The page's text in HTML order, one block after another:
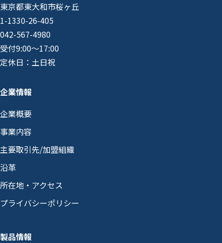
東京都東大和市桜ヶ丘
1-1330-26-405
042-567-4980
受付9:00〜17:00
定休日：土日祝
企業情報
企業概要
事業内容
主要取引先/加盟組織
沿革
所在地・アクセス
プライバシーポリシー
製品情報